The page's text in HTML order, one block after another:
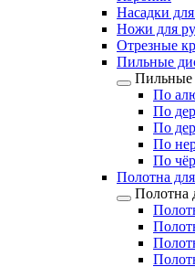
Насадки
Ножи для
Отрезные
Пильные
Пильные
По
По
По
По
По
Полотна
Полотна